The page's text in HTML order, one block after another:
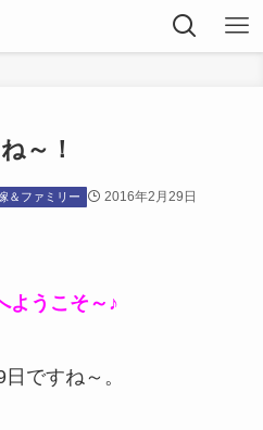
～！
＆ファミリー 2016年2月29日
ようこそ～♪
ですね～。